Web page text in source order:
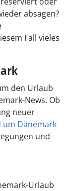
absagen?
Fall vieles
den Urlaub
News. Ob
neuer
Dänemark
und
Urlaub